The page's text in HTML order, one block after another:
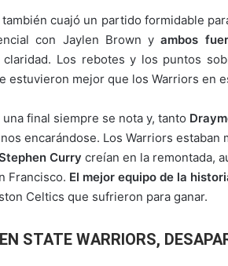
también cuajó un partido formidable
con Jaylen Brown yambos
claridad. Los rebotes y los puntos
estuvieron mejor que los Warriors en
final siempre se nota y, tanto
encarándose. Los Warriors
Curry creían en la remontada,
Francisco. El mejor equipo de la
Celtics que sufrieron para ganar.
STATE WARRIORS,